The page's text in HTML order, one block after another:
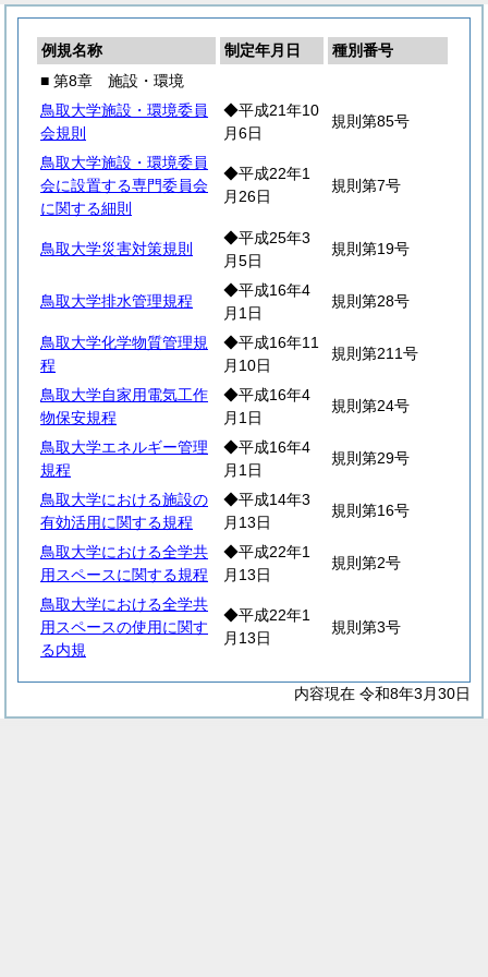
例規名称 制定年月日
種別番号
■ 第8章 施設・環境
鳥取大学施設・環境委員
会規則
◆平成21年10
月6日
規則第85号
鳥取大学施設・環境委員
会に設置する専門委員会
に関する細則
◆平成22年1
月26日
規則第7号
鳥取大学災害対策規則
◆平成25年3
月5日
規則第19号
鳥取大学排水管理規程
◆平成16年4
月1日
規則第28号
鳥取大学化学物質管理規
程
◆平成16年11
月10日
規則第211号
鳥取大学自家用電気工作
物保安規程
◆平成16年4
月1日
規則第24号
鳥取大学エネルギー管理
規程
◆平成16年4
月1日
規則第29号
鳥取大学における施設の
有効活用に関する規程
◆平成14年3
月13日
規則第16号
鳥取大学における全学共
用スペースに関する規程
◆平成22年1
月13日
規則第2号
鳥取大学における全学共
用スペースの使用に関す
る内規
◆平成22年1
月13日
規則第3号
内容現在 令和8年3月30日